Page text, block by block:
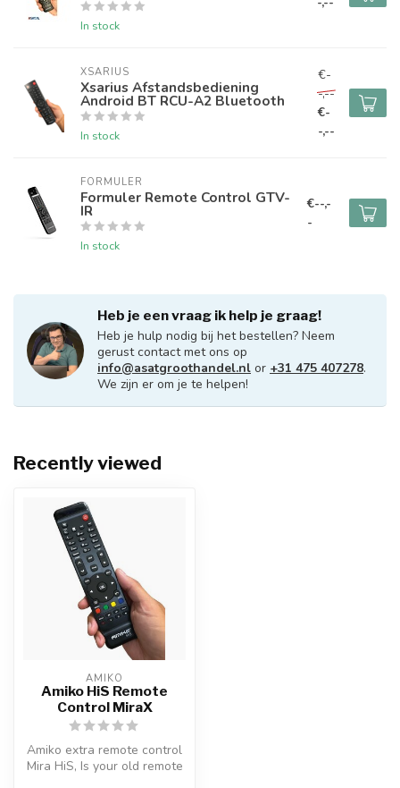
In stock
XSARIUS
Xsarius Afstandsbediening
Android BT RCU-A2 Bluetooth
In stock
€-
-,--
€-
-,--
FORMULER
Formuler Remote Control GTV-
IR
In stock
€--,-
-
Heb je een vraag ik help je graag!
Heb je hulp nodig bij het bestellen? Neem
gerust contact met ons op
info@asatgroothandel.nl or +31 475 407278.
We zijn er om je te helpen!
Recently viewed
AMIKO
Amiko HiS Remote
Control MiraX
Amiko extra remote control
Mira HiS, Is your old remote